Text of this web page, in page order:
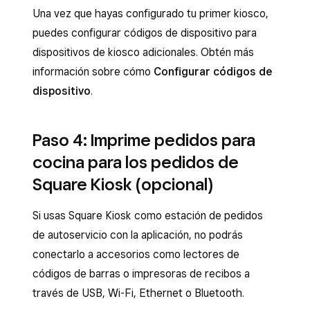
Una vez que hayas configurado tu primer kiosco,
puedes configurar códigos de dispositivo para
dispositivos de kiosco adicionales. Obtén más
información sobre cómo Configurar códigos de
dispositivo.
Paso 4: Imprime pedidos para
cocina para los pedidos de
Square Kiosk (opcional)
Si usas Square Kiosk como estación de pedidos
de autoservicio con la aplicación, no podrás
conectarlo a accesorios como lectores de
códigos de barras o impresoras de recibos a
través de USB, Wi-Fi, Ethernet o Bluetooth.